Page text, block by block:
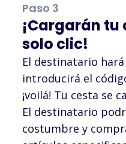
Paso 3
¡Cargarán tu
solo clic!
El destinatario
introducirá el
¡voilá! Tu cesta se
El destinatario
costumbre y